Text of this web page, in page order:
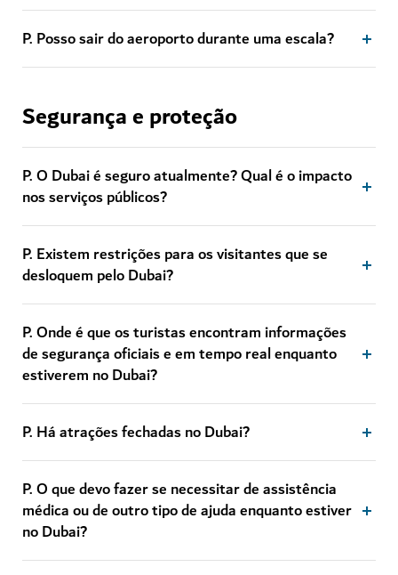
P. Posso sair do aeroporto durante uma escala?
Segurança e proteção
P. O Dubai é seguro atualmente? Qual é o impacto
nos serviços públicos?
P. Existem restrições para os visitantes que se
desloquem pelo Dubai?
P. Onde é que os turistas encontram informações
de segurança oficiais e em tempo real enquanto
estiverem no Dubai?
P. Há atrações fechadas no Dubai?
P. O que devo fazer se necessitar de assistência
médica ou de outro tipo de ajuda enquanto estiver
no Dubai?